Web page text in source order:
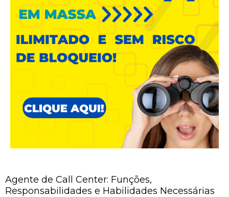
Agente de Call Center: Funções,
Responsabilidades e Habilidades Necessárias